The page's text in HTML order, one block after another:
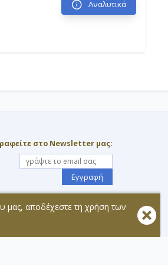
μας, αποδέχεστε τη χρήση των
Αναλυτικά
στο Newsletter μας:
Εγγραφή
Ακολουθήστε μας: